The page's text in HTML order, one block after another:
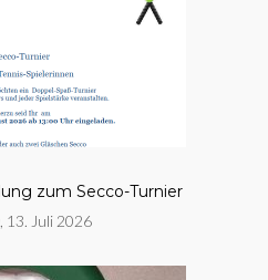
zum Secco-Turnier
13. Juli 2026